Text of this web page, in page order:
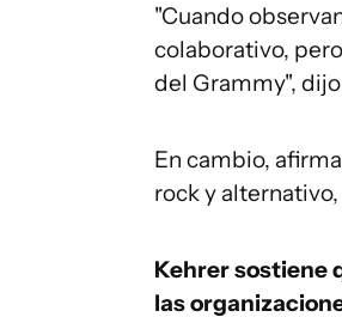
"Cuando
colaborativo,
del Grammy",
En cambio,
rock y
Kehrer sostiene
las